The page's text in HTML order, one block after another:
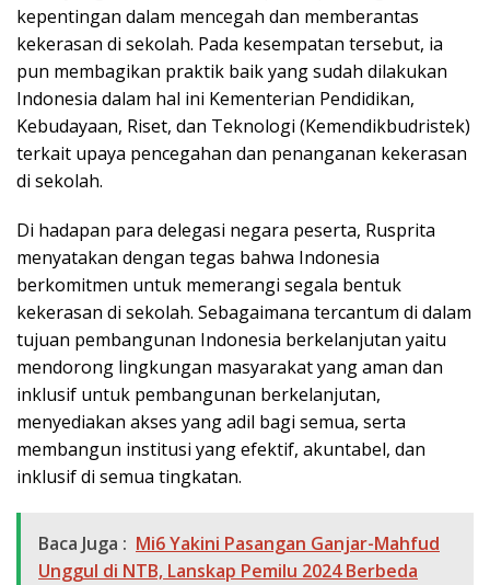
kepentingan dalam mencegah dan memberantas
kekerasan di sekolah. Pada kesempatan tersebut, ia
pun membagikan praktik baik yang sudah dilakukan
Indonesia dalam hal ini Kementerian Pendidikan,
Kebudayaan, Riset, dan Teknologi (Kemendikbudristek)
terkait upaya pencegahan dan penanganan kekerasan
di sekolah.
Di hadapan para delegasi negara peserta, Rusprita
menyatakan dengan tegas bahwa Indonesia
berkomitmen untuk memerangi segala bentuk
kekerasan di sekolah. Sebagaimana tercantum di dalam
tujuan pembangunan Indonesia berkelanjutan yaitu
mendorong lingkungan masyarakat yang aman dan
inklusif untuk pembangunan berkelanjutan,
menyediakan akses yang adil bagi semua, serta
membangun institusi yang efektif, akuntabel, dan
inklusif di semua tingkatan.
Baca Juga : Mi6 Yakini Pasangan Ganjar-Mahfud
Unggul di NTB, Lanskap Pemilu 2024 Berbeda